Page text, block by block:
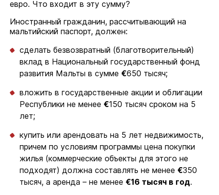
евро. Что входит в эту сумму?
Иностранный гражданин, рассчитывающий на
мальтийский паспорт, должен:
сделать безвозвратный (благотворительный)
вклад в Национальный государственный фонд
развития Мальты в сумме €650 тысяч;
вложить в государственные акции и облигации
Республики не менее €150 тысяч сроком на 5
лет;
купить или арендовать на 5 лет недвижимость,
причем по условиям программы цена покупки
жилья (коммерческие объекты для этого не
подходят) должна составлять не менее €350
тысяч, а аренда – не менее €16 тысяч в год.